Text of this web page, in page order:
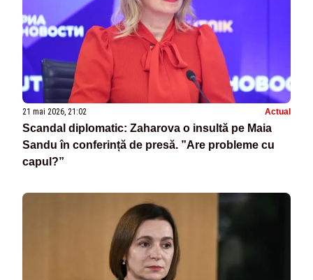
21 mai 2026, 21:02 Actual
Scandal diplomatic: Zaharova o insultă pe Maia
Sandu în conferință de presă. ”Are probleme cu
capul?”